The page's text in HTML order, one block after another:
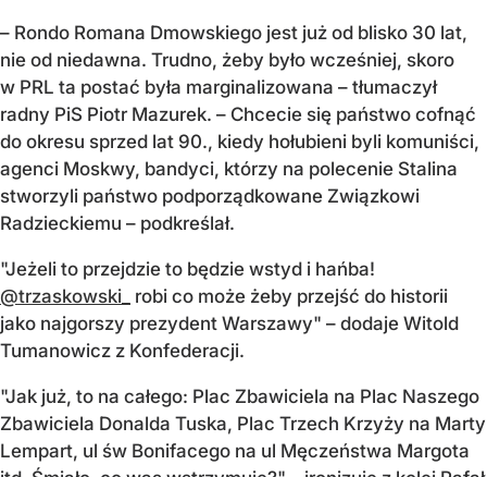
– Rondo Romana Dmowskiego jest już od blisko 30 lat,
nie od niedawna. Trudno, żeby było wcześniej, skoro
w PRL ta postać była marginalizowana – tłumaczył
radny PiS Piotr Mazurek. – Chcecie się państwo cofnąć
do okresu sprzed lat 90., kiedy hołubieni byli komuniści,
agenci Moskwy, bandyci, którzy na polecenie Stalina
stworzyli państwo podporządkowane Związkowi
Radzieckiemu – podkreślał.
"Jeżeli to przejdzie to będzie wstyd i hańba!
@trzaskowski_
robi co może żeby przejść do historii
jako najgorszy prezydent Warszawy" – dodaje Witold
Tumanowicz z Konfederacji.
"Jak już, to na całego: Plac Zbawiciela na Plac Naszego
Zbawiciela Donalda Tuska, Plac Trzech Krzyży na Marty
Lempart, ul św Bonifacego na ul Męczeństwa Margota